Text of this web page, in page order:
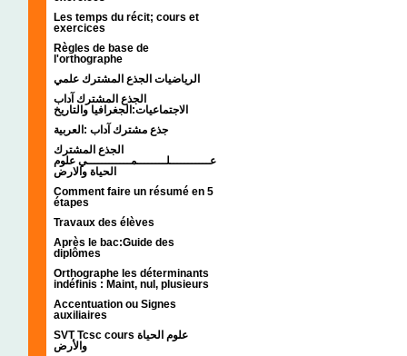
Les temps du récit; cours et
exercices
Règles de base de
l'orthographe
الرياضيات الجذع المشترك علمي
الجذع المشترك آداب
الاجتماعيات:الجغرافيا والتاريخ
جذع مشترك آداب :العربية
الجذع المشترك
عـــــــــــلــــــــمــــــــــــي علوم
الحياة والارض
Comment faire un résumé en 5
étapes
Travaux des élèves
Après le bac:Guide des
diplômes
Orthographe les déterminants
indéfinis : Maint, nul, plusieurs
Accentuation ou Signes
auxiliaires
SVT Tcsc cours علوم الحياة
والأرض